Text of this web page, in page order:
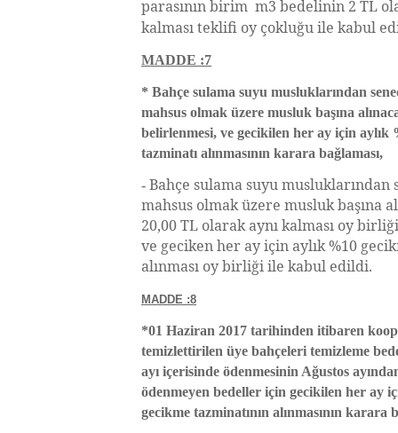
parasının birim m3 bedelinin 2 TL
kalması teklifi oy çokluğu ile kabul
MADDE :7
* Bahçe sulama suyu musluklarından
mahsus olmak üzere musluk başına
belirlenmesi, ve gecikilen her ay için aylık
tazminatı alınmasının karara bağlaması,
- Bahçe sulama suyu musluklarından
mahsus olmak üzere musluk başına
20,00 TL olarak aynı kalması oy
ve geciken her ay için aylık %10
alınması oy birliği ile kabul edildi.
MADDE :8
*01 Haziran 2017 tarihinden itibaren
temizlettirilen üye bahçeleri temizleme
ayı içerisinde ödenmesinin Ağustos
ödenmeyen bedeller için gecikilen her ay
gecikme tazminatının alınmasının karara